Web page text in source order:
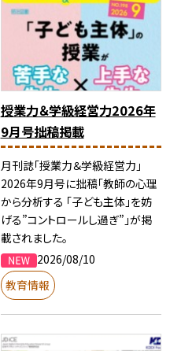
授業力＆学級経営力2026年
9月号拙稿掲載
月刊誌「授業力＆学級経営力」
2026年9月号に拙稿「教師の心理
から分析する 「子ども主体」を妨
げる”コントロールし過ぎ”」が掲
載されました。
2026/08/10
教育情報